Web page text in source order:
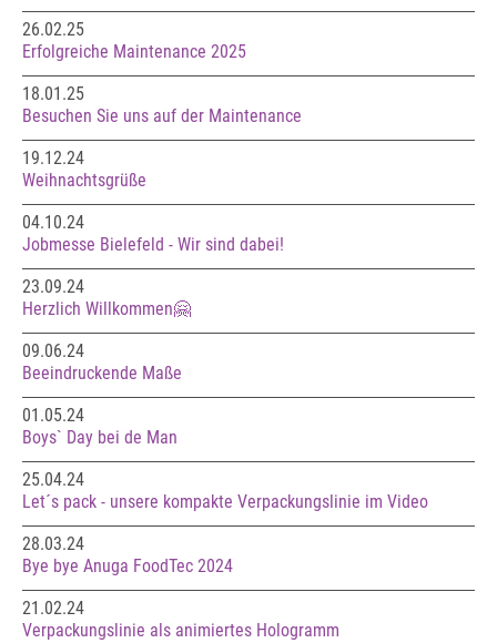
26.02.25
Erfolgreiche Maintenance 2025
18.01.25
Besuchen Sie uns auf der Maintenance
19.12.24
Weihnachtsgrüße
04.10.24
Jobmesse Bielefeld - Wir sind dabei!
23.09.24
Herzlich Willkommen🤗
09.06.24
Beeindruckende Maße
01.05.24
Boys` Day bei de Man
25.04.24
Let´s pack - unsere kompakte Verpackungslinie im Video
28.03.24
Bye bye Anuga FoodTec 2024
21.02.24
Verpackungslinie als animiertes Hologramm